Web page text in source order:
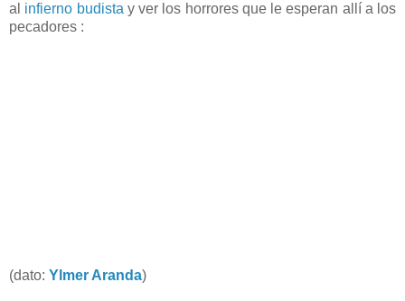
al infierno budista y ver los horrores que le esperan allí a los
pecadores :
(dato: Ylmer Aranda)